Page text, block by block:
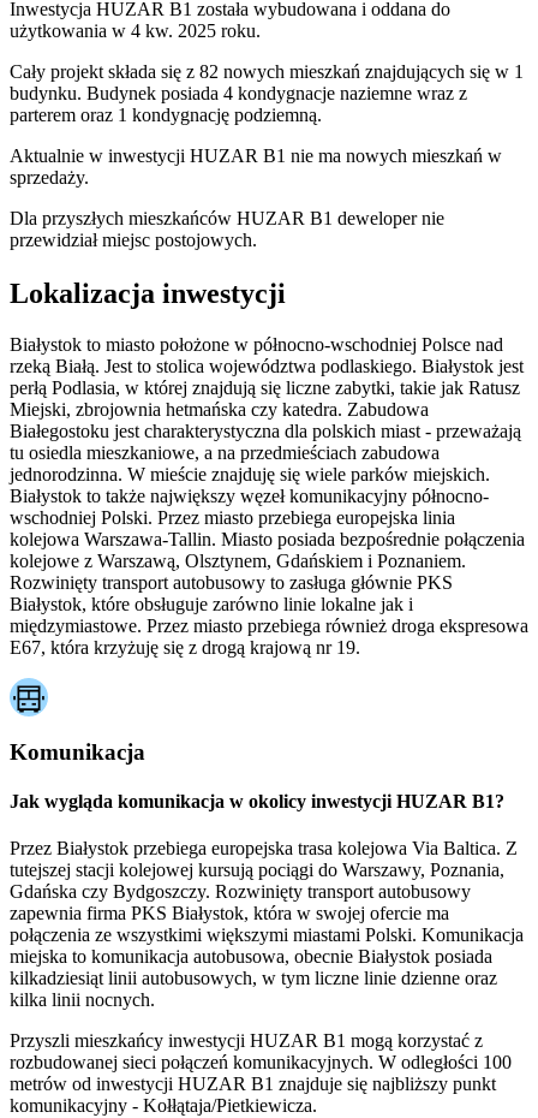
Inwestycja HUZAR B1 została wybudowana i oddana do
użytkowania w 4 kw. 2025 roku.
Cały projekt składa się z 82 nowych mieszkań znajdujących się w 1
budynku. Budynek posiada 4 kondygnacje naziemne wraz z
parterem oraz 1 kondygnację podziemną.
Aktualnie w inwestycji HUZAR B1 nie ma nowych mieszkań w
sprzedaży.
Dla przyszłych mieszkańców HUZAR B1 deweloper nie
przewidział miejsc postojowych.
Lokalizacja inwestycji
Białystok to miasto położone w północno-wschodniej Polsce nad
rzeką Białą. Jest to stolica województwa podlaskiego. Białystok jest
perłą Podlasia, w której znajdują się liczne zabytki, takie jak Ratusz
Miejski, zbrojownia hetmańska czy katedra. Zabudowa
Białegostoku jest charakterystyczna dla polskich miast - przeważają
tu osiedla mieszkaniowe, a na przedmieściach zabudowa
jednorodzinna. W mieście znajduję się wiele parków miejskich.
Białystok to także największy węzeł komunikacyjny północno-
wschodniej Polski. Przez miasto przebiega europejska linia
kolejowa Warszawa-Tallin. Miasto posiada bezpośrednie połączenia
kolejowe z Warszawą, Olsztynem, Gdańskiem i Poznaniem.
Rozwinięty transport autobusowy to zasługa głównie PKS
Białystok, które obsługuje zarówno linie lokalne jak i
międzymiastowe. Przez miasto przebiega również droga ekspresowa
E67, która krzyżuję się z drogą krajową nr 19.
Komunikacja
Jak wygląda komunikacja w okolicy inwestycji HUZAR B1?
Przez Białystok przebiega europejska trasa kolejowa Via Baltica. Z
tutejszej stacji kolejowej kursują pociągi do Warszawy, Poznania,
Gdańska czy Bydgoszczy. Rozwinięty transport autobusowy
zapewnia firma PKS Białystok, która w swojej ofercie ma
połączenia ze wszystkimi większymi miastami Polski. Komunikacja
miejska to komunikacja autobusowa, obecnie Białystok posiada
kilkadziesiąt linii autobusowych, w tym liczne linie dzienne oraz
kilka linii nocnych.
Przyszli mieszkańcy inwestycji HUZAR B1 mogą korzystać z
rozbudowanej sieci połączeń komunikacyjnych. W odległości 100
metrów od inwestycji HUZAR B1 znajduje się najbliższy punkt
komunikacyjny - Kołłątaja/Pietkiewicza.